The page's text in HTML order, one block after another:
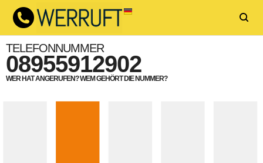
TELEFONNUMMER
08955912902
WER HAT ANGERUFEN? WEM GEHÖRT DIE NUMMER?